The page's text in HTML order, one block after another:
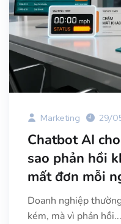
Marketing 29/
Chatbot AI
sao phản hồi
mất đơn mỗi
Doanh nghiệp
kém, mà vì phản hồi...